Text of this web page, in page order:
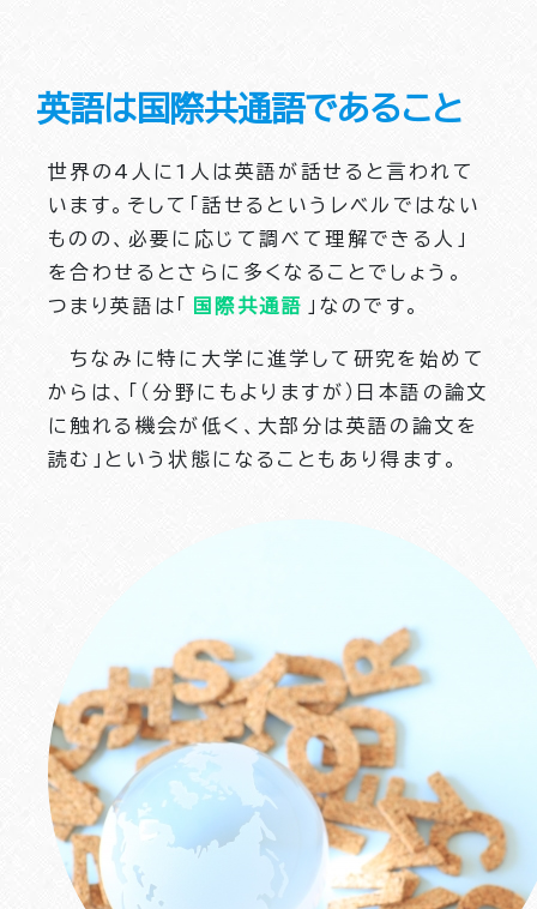
英語は国際共通語であること
世界の4人に1人は英語が話せると言われて
います。そして「話せるというレベルではない
ものの、必要に応じて調べて理解できる人」
を合わせるとさらに多くなることでしょう。
つまり英語は「
国際共通語 」なのです。
ちなみに特に大学に進学して研究を始めて
からは、「（分野にもよりますが）日本語の論文
に触れる機会が低く、大部分は英語の論文を
読む」という状態になることもあり得ます。